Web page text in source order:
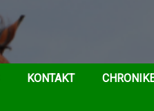
KONTAKT